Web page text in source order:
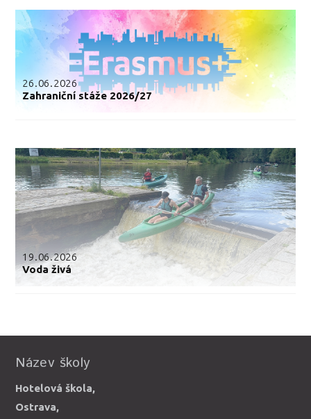
26.06.2026
Zahraniční stáže 2026/27
19.06.2026
Voda živá
Název školy
Hotelová škola,
Ostrava,